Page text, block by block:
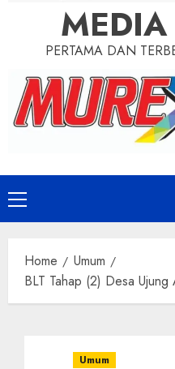
PERTAMA DAN
Primary
Menu
Home
Umum
BLT Tahap (2) Desa Ujung
Umum